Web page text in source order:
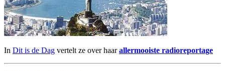
In Dit is de Dag vertelt ze over haarallermooiste radioreportage